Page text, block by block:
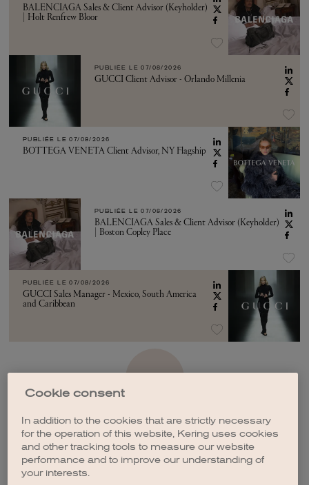
BALENCIAGA Sales & Client Advisor (Keyholder)
| Holt Renfrew Bloor
PUBLIÉE LE 07/08/2026
GUCCI Client Advisor - Orlando Millenia
PUBLIÉE LE 07/08/2026
BOTTEGA VENETA Client Advisor, NY Flagship
PUBLIÉE LE 07/08/2026
BALENCIAGA Sales & Client Advisor (Keyholder)
| Boston Copley Place
PUBLIÉE LE 07/08/2026
GUCCI Sales Manager - Mexico, South America
and Caribbean
CRÉER UNE ALERTE
Cookie consent
In addition to the cookies that are strictly necessary
for the operation of this website, Kering uses cookies
and other tracking tools to measure our website
performance and to improve our understanding of
your interests.